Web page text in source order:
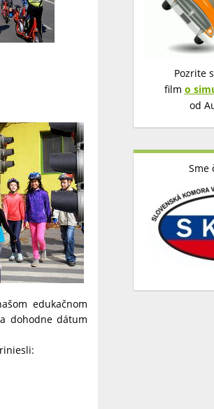
edukačnom
dohodne dátum
Pozrite
film o
od
Sme